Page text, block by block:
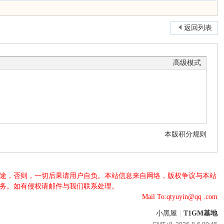
返回列表
高级模式
本版积分规则
，否则，一切后果请用户自负。本站信息来自网络，版权争议与本站
。如有侵权请邮件与我们联系处理。
Mail To:qtyuyin@qq .com
小黑屋 T1GM基地